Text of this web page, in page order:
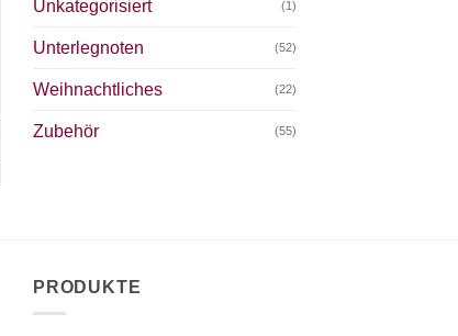
Unkategorisiert (1)
Unterlegnoten (52)
Weihnachtliches (22)
Zubehör (55)
PRODUKTE